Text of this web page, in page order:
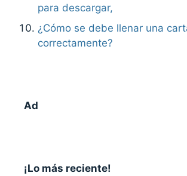
para descargar,
¿Cómo se debe llenar una
correctamente?
Ad
¡Lo más reciente!